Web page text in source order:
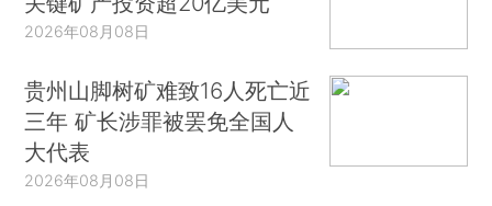
2026年08月08日
贵州山脚树矿难致16人死亡近
三年 矿长涉罪被罢免全国人
大代表
2026年08月08日